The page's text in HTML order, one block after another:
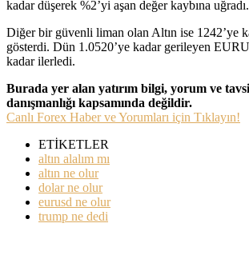
kadar düşerek %2’yi aşan değer kaybına uğradı.
Diğer bir güvenli liman olan Altın ise 1242’ye
gösterdi. Dün 1.0520’ye kadar gerileyen
kadar ilerledi.
Burada yer alan yatırım bilgi, yorum ve
danışmanlığı kapsamında değildir.
Canlı Forex Haber ve Yorumları için Tıklayın!
ETİKETLER
altın alalım mı
altın ne olur
dolar ne olur
eurusd ne olur
trump ne dedi